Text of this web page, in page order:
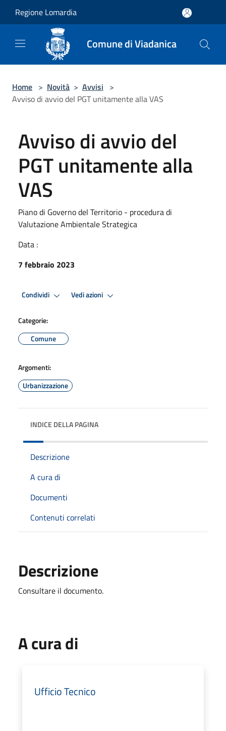
Regione Lomardia
Comune di Viadanica
Home > Novità > Avvisi >
Avviso di avvio del PGT unitamente alla VAS
Avviso di avvio del
PGT unitamente alla
VAS
Piano di Governo del Territorio - procedura di
Valutazione Ambientale Strategica
Data :
7 febbraio 2023
Condividi Vedi azioni
Categorie:
Comune
Argomenti:
Urbanizzazione
INDICE DELLA PAGINA
Descrizione
A cura di
Documenti
Contenuti correlati
Descrizione
Consultare il documento.
A cura di
Ufficio Tecnico